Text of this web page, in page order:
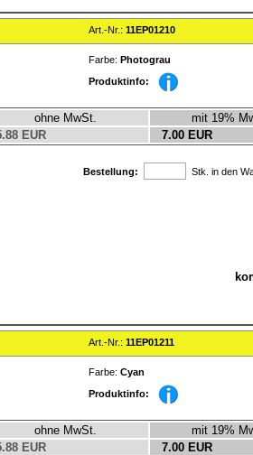
Art.-Nr.: 11EP01210
Farbe: Photograu
Produktinfo:
ohne MwSt. mit 19%
EUR 7.00 EUR
Bestellung: Stk. in den
Art.-Nr.: 11EP01211
Farbe: Cyan
Produktinfo:
ohne MwSt. mit 19%
EUR 7.00 EUR